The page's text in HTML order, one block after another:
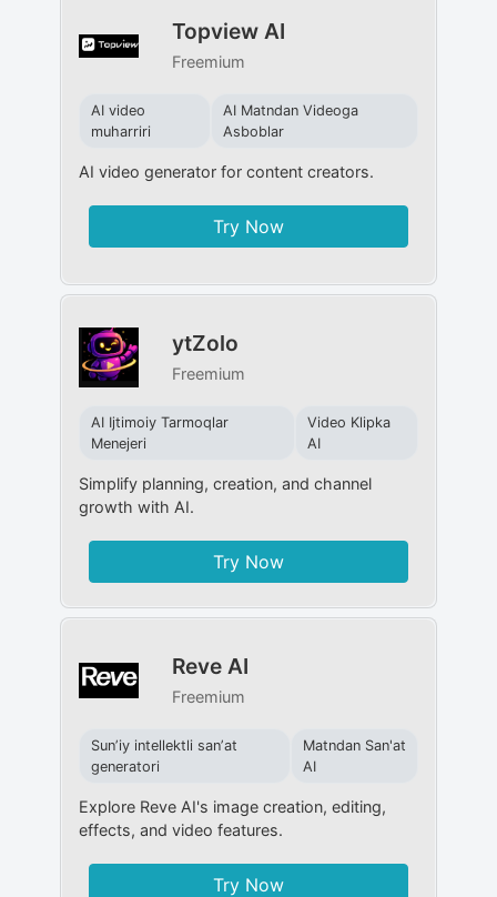
Topview AI
Freemium
AI video
muharriri
AI Matndan Videoga
Asboblar
AI video generator for content creators.
Try Now
ytZolo
Freemium
AI Ijtimoiy Tarmoqlar
Menejeri
Video Klipka
AI
Simplify planning, creation, and channel
growth with AI.
Try Now
Reve AI
Freemium
Sunʼiy intellektli sanʼat
generatori
Matndan San'at
AI
Explore Reve AI's image creation, editing,
effects, and video features.
Try Now